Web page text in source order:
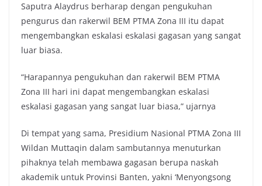
Saputra Alaydrus berharap dengan pengukuhan
pengurus dan rakerwil BEM PTMA Zona III itu dapat
mengembangkan eskalasi eskalasi gagasan yang sangat
luar biasa.
“Harapannya pengukuhan dan rakerwil BEM PTMA
Zona III hari ini dapat mengembangkan eskalasi
eskalasi gagasan yang sangat luar biasa,” ujarnya
Di tempat yang sama, Presidium Nasional PTMA Zona III
Wildan Muttaqin dalam sambutannya menuturkan
pihaknya telah membawa gagasan berupa naskah
akademik untuk Provinsi Banten, yakni ‘Menyongsong